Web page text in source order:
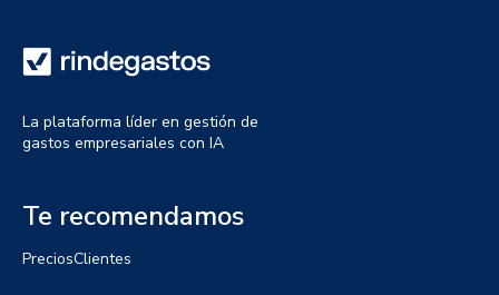
La plataforma líder en gestión de
gastos empresariales con IA
Te recomendamos
PreciosClientes